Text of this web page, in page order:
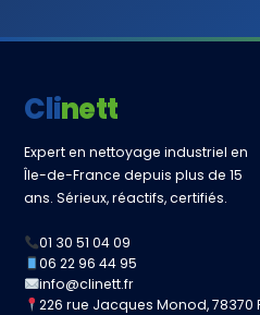
Clinett
Expert en nettoyage industriel en
Île-de-France depuis plus de 15
ans. Sérieux, réactifs, certifiés.
01 30 51 04 09
06 22 96 44 95
info@clinett.fr
226 rue Jacques Monod, 78370